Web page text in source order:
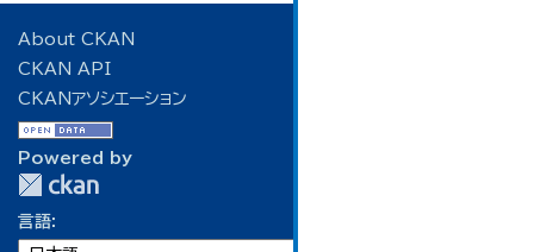
About CKAN
CKAN API
CKANアソシエーション
Powered by
言語